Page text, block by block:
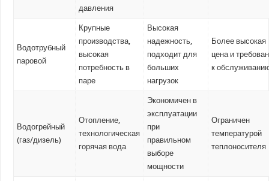
давления
Водотрубный
паровой
Крупные
производства,
высокая
потребность в
паре
Высокая
надежность,
подходит для
больших
нагрузок
Более высокая
цена и
к
Водогрейный
(газ/дизель)
Отопление,
технологическая
горячая вода
Экономичен в
эксплуатации
при
правильном
выборе
мощности
Ограничен
температурой
теплоносителя